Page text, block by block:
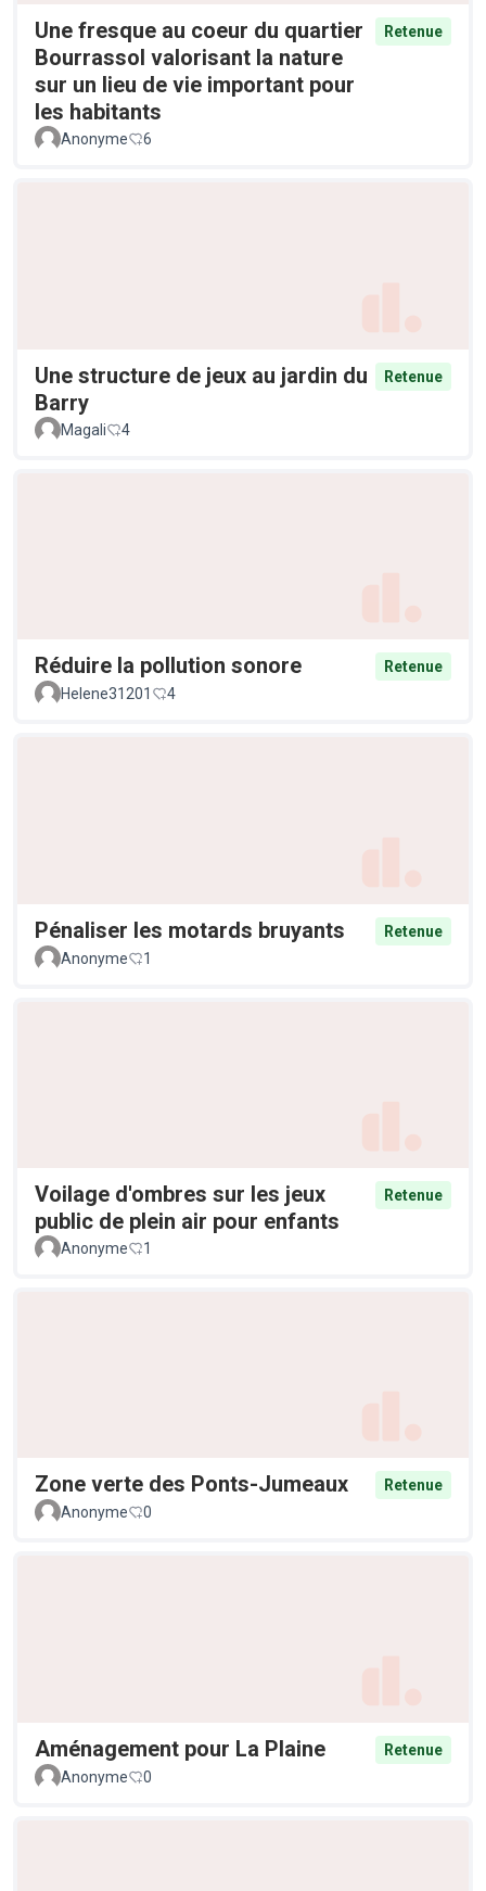
Une fresque au coeur du quartier
Bourrassol valorisant la nature
sur un lieu de vie important pour
les habitants
Retenue
Anonyme 6
Une structure de jeux au jardin du
Barry
Retenue
Magali 4
Réduire la pollution sonore
Retenue
Helene31201
4
Pénaliser les motards bruyants
Retenue
Anonyme
1
Voilage d'ombres sur les jeux
public de plein air pour enfants
Retenue
Anonyme 1
Zone verte des Ponts-Jumeaux
Retenue
Anonyme
0
Aménagement pour La Plaine
Retenue
Anonyme
0